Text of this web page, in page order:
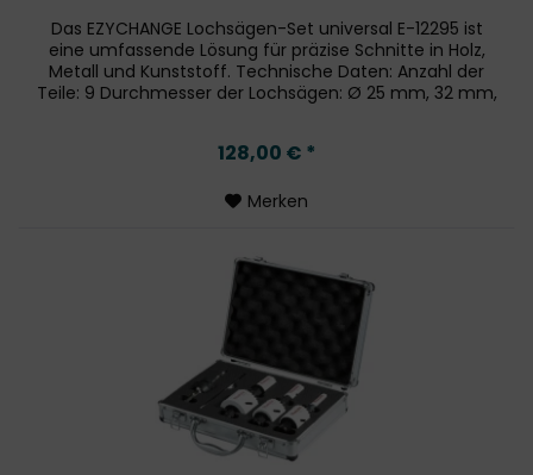
Das EZYCHANGE Lochsägen-Set universal E-12295 ist
eine umfassende Lösung für präzise Schnitte in Holz,
Metall und Kunststoff. Technische Daten: Anzahl der
Teile: 9 Durchmesser der Lochsägen: Ø 25 mm, 32 mm,
128,00 € *
Merken